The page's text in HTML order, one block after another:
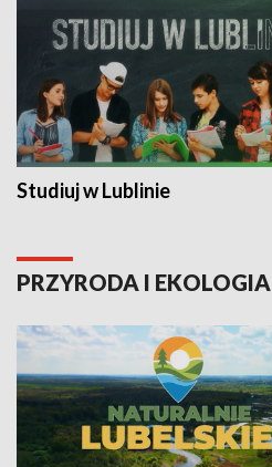
Studiuj w Lublinie
PRZYRODA I EKOLOGIA